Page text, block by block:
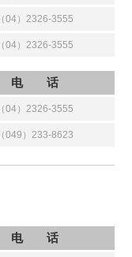
（04）2326-3555
（04）2326-3555
电 话
（04）2326-3555
（049）233-8623
电 话